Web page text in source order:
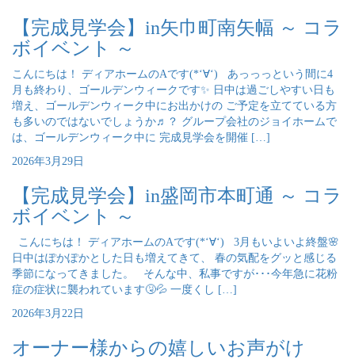
【完成見学会】in矢巾町南矢幅 ～ コラ
ボイベント ～
こんにちは！ ディアホームのAです(*‘∀‘) あっっっという間に4
月も終わり、ゴールデンウィークです✨ 日中は過ごしやすい日も
増え、ゴールデンウィーク中にお出かけの ご予定を立てている方
も多いのではないでしょうか♬？ グループ会社のジョイホームで
は、ゴールデンウィーク中に 完成見学会を開催 […]
2026年3月29日
【完成見学会】in盛岡市本町通 ～ コラ
ボイベント ～
こんにちは！ ディアホームのAです(*‘∀‘) 3月もいよいよ終盤🌸
日中はぽかぽかとした日も増えてきて、 春の気配をグッと感じる
季節になってきました。 そんな中、私事ですが･･･今年急に花粉
症の症状に襲われています🤧💦 一度くし […]
2026年3月22日
オーナー様からの嬉しいお声がけ